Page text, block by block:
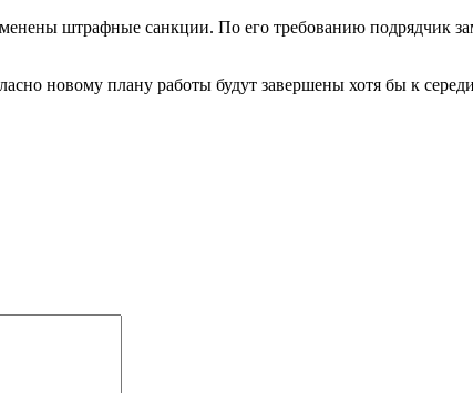
штрафные санкции. По его требованию подрядчик
новому плану работы будут завершены хотя бы к